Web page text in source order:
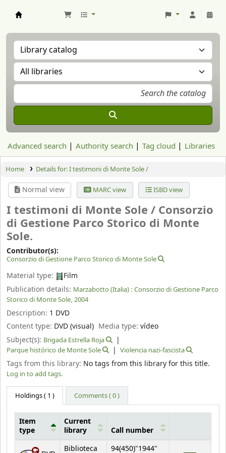
Advanced search Authority search Tag cloud Libraries
Home Details for:I testimoni di Monte Sole /
Normal view MARC view ISBD view
I testimoni di Monte Sole / Consorzio
di Gestione Parco Storico di Monte
Sole.
Contributor(s):
Consorzio di Gestione Parco Storico di Monte Sole
Material type:
Film
Publication details: Marzabotto (Italia) : Consorzio di Gestione Parco
Storico di Monte Sole, 2004
Description: 1 DVD
Content type: DVD (visual) Media type:vídeo
Subject(s): Brigada Estrella Roja
Parque histórico de Monte Sole
Violencia nazi-fascista
Tags from this library: No tags from this library for this title.
Log in to add tags.
Holdings( 1 ) Comments ( 0 )
Holdings
Item
type
Current
library
Call number
Biblioteca 94(450)"1944"